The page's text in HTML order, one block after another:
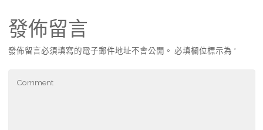
發佈留言
發佈留言必須填寫的電子郵件地址不會公開。 必填欄位標示為 *